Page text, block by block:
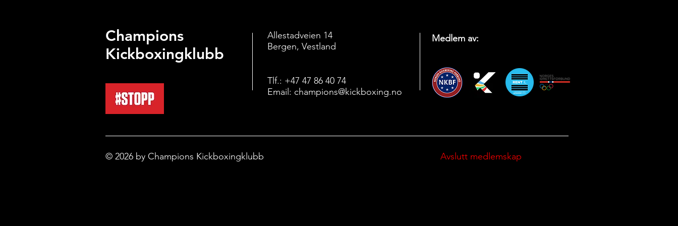
Champions
Kickboxingklubb
Allestadveien 14
Bergen, Vestland
Tlf.: +47 47 86 40 74
Email: champions@kickboxing.no
Medlem av:
© 2026 by Champions Kickboxingklubb Avslutt medlemskap